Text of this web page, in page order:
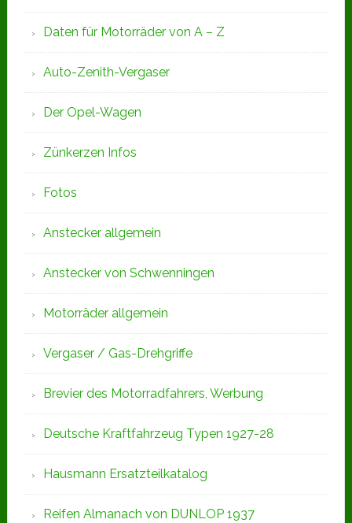
Daten für Motorräder von A – Z
Auto-Zenith-Vergaser
Der Opel-Wagen
Zünkerzen Infos
Fotos
Anstecker allgemein
Anstecker von Schwenningen
Motorräder allgemein
Vergaser / Gas-Drehgriffe
Brevier des Motorradfahrers, Werbung
Deutsche Kraftfahrzeug Typen 1927-28
Hausmann Ersatzteilkatalog
Reifen Almanach von DUNLOP 1937